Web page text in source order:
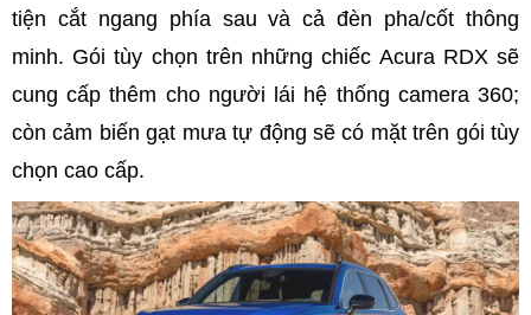
tiện cắt ngang phía sau và cả đèn pha/cốt thông
minh. Gói tùy chọn trên những chiếc Acura RDX sẽ
cung cấp thêm cho người lái hệ thống camera 360;
còn cảm biến gạt mưa tự động sẽ có mặt trên gói tùy
chọn cao cấp.